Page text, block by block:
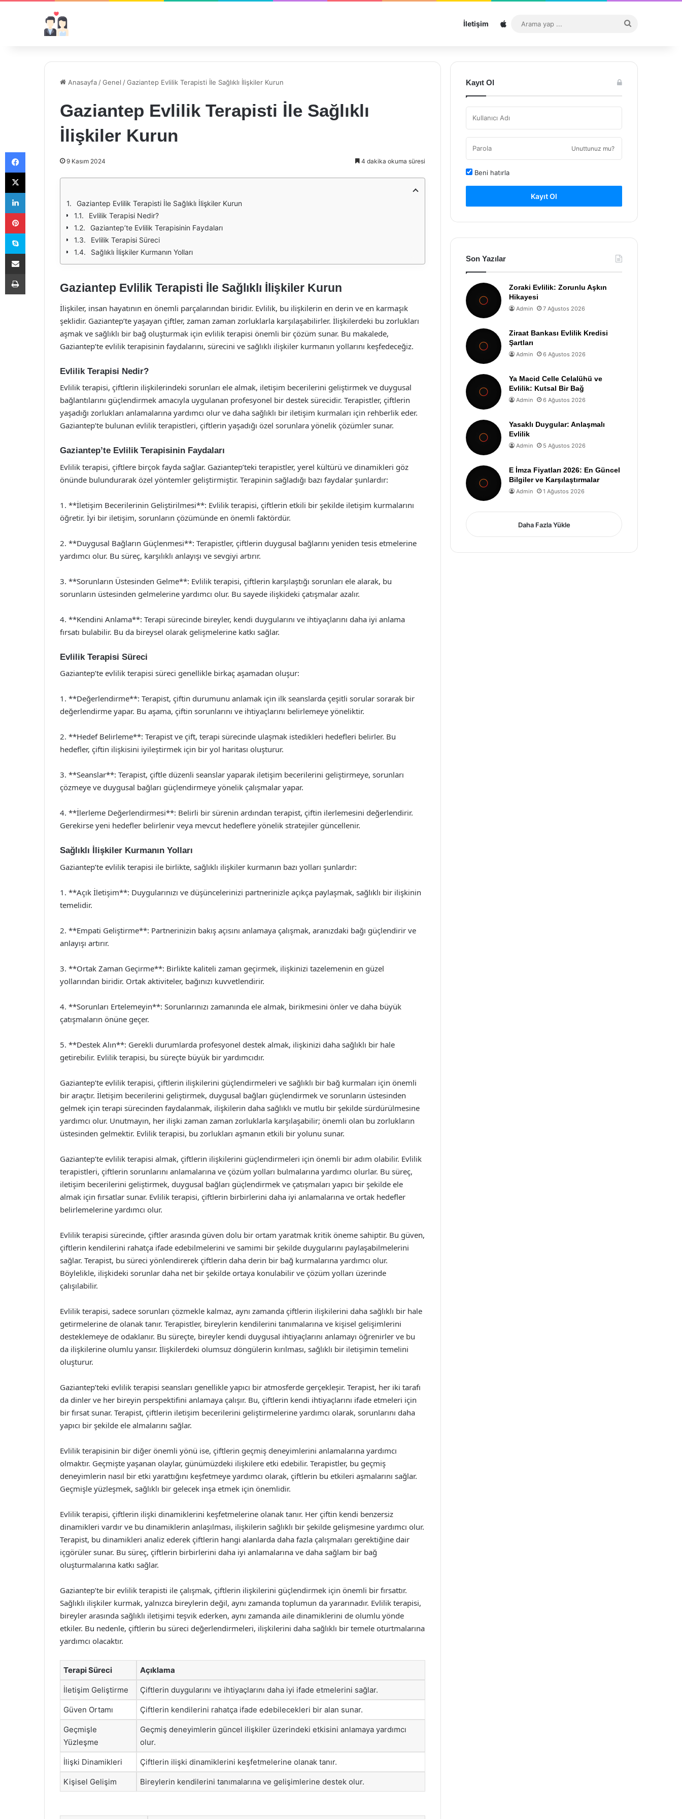
İletişim Sitemap
...
Anasayfa /Genel /Gaziantep Evlilik Terapisti İle Sağlıklı İlişkiler Kurun
Gaziantep Evlilik Terapisti İle Sağlıklı
İlişkiler Kurun
9 Kasım 2024 4 dakika okuma süresi
Gaziantep Evlilik Terapisti İle Sağlıklı İlişkiler Kurun
Evlilik Terapisi Nedir?
Gaziantep’te Evlilik Terapisinin Faydaları
Evlilik Terapisi Süreci
Sağlıklı İlişkiler Kurmanın Yolları
Gaziantep Evlilik Terapisti İle Sağlıklı İlişkiler Kurun
İlişkiler, insan hayatının en önemli parçalarından biridir. Evlilik, bu ilişkilerin en derin ve en karmaşık
şeklidir. Gaziantep’te yaşayan çiftler, zaman zaman zorluklarla karşılaşabilirler. İlişkilerdeki bu zorlukları
aşmak ve sağlıklı bir bağ oluşturmak için evlilik terapisi önemli bir çözüm sunar. Bu makalede,
Gaziantep’te evlilik terapisinin faydalarını, sürecini ve sağlıklı ilişkiler kurmanın yollarını keşfedeceğiz.
Evlilik Terapisi Nedir?
Evlilik terapisi, çiftlerin ilişkilerindeki sorunları ele almak, iletişim becerilerini geliştirmek ve duygusal
bağlantılarını güçlendirmek amacıyla uygulanan profesyonel bir destek sürecidir. Terapistler, çiftlerin
yaşadığı zorlukları anlamalarına yardımcı olur ve daha sağlıklı bir iletişim kurmaları için rehberlik eder.
Gaziantep’te bulunan evlilik terapistleri, çiftlerin yaşadığı özel sorunlara yönelik çözümler sunar.
Gaziantep’te Evlilik Terapisinin Faydaları
Evlilik terapisi, çiftlere birçok fayda sağlar. Gaziantep’teki terapistler, yerel kültürü ve dinamikleri göz
önünde bulundurarak özel yöntemler geliştirmiştir. Terapinin sağladığı bazı faydalar şunlardır:
1. **İletişim Becerilerinin Geliştirilmesi**: Evlilik terapisi, çiftlerin etkili bir şekilde iletişim kurmalarını
öğretir. İyi bir iletişim, sorunların çözümünde en önemli faktördür.
2. **Duygusal Bağların Güçlenmesi**: Terapistler, çiftlerin duygusal bağlarını yeniden tesis etmelerine
yardımcı olur. Bu süreç, karşılıklı anlayışı ve sevgiyi artırır.
3. **Sorunların Üstesinden Gelme**: Evlilik terapisi, çiftlerin karşılaştığı sorunları ele alarak, bu
sorunların üstesinden gelmelerine yardımcı olur. Bu sayede ilişkideki çatışmalar azalır.
4. **Kendini Anlama**: Terapi sürecinde bireyler, kendi duygularını ve ihtiyaçlarını daha iyi anlama
fırsatı bulabilir. Bu da bireysel olarak gelişmelerine katkı sağlar.
Evlilik Terapisi Süreci
Gaziantep’te evlilik terapisi süreci genellikle birkaç aşamadan oluşur:
1. **Değerlendirme**: Terapist, çiftin durumunu anlamak için ilk seanslarda çeşitli sorular sorarak bir
değerlendirme yapar. Bu aşama, çiftin sorunlarını ve ihtiyaçlarını belirlemeye yöneliktir.
2. **Hedef Belirleme**: Terapist ve çift, terapi sürecinde ulaşmak istedikleri hedefleri belirler. Bu
hedefler, çiftin ilişkisini iyileştirmek için bir yol haritası oluşturur.
3. **Seanslar**: Terapist, çiftle düzenli seanslar yaparak iletişim becerilerini geliştirmeye, sorunları
çözmeye ve duygusal bağları güçlendirmeye yönelik çalışmalar yapar.
4. **İlerleme Değerlendirmesi**: Belirli bir sürenin ardından terapist, çiftin ilerlemesini değerlendirir.
Gerekirse yeni hedefler belirlenir veya mevcut hedeflere yönelik stratejiler güncellenir.
Sağlıklı İlişkiler Kurmanın Yolları
Gaziantep’te evlilik terapisi ile birlikte, sağlıklı ilişkiler kurmanın bazı yolları şunlardır:
1. **Açık İletişim**: Duygularınızı ve düşüncelerinizi partnerinizle açıkça paylaşmak, sağlıklı bir ilişkinin
temelidir.
2. **Empati Geliştirme**: Partnerinizin bakış açısını anlamaya çalışmak, aranızdaki bağı güçlendirir ve
anlayışı artırır.
3. **Ortak Zaman Geçirme**: Birlikte kaliteli zaman geçirmek, ilişkinizi tazelemenin en güzel
yollarından biridir. Ortak aktiviteler, bağınızı kuvvetlendirir.
4. **Sorunları Ertelemeyin**: Sorunlarınızı zamanında ele almak, birikmesini önler ve daha büyük
çatışmaların önüne geçer.
5. **Destek Alın**: Gerekli durumlarda profesyonel destek almak, ilişkinizi daha sağlıklı bir hale
getirebilir. Evlilik terapisi, bu süreçte büyük bir yardımcıdır.
Gaziantep’te evlilik terapisi, çiftlerin ilişkilerini güçlendirmeleri ve sağlıklı bir bağ kurmaları için önemli
bir araçtır. İletişim becerilerini geliştirmek, duygusal bağları güçlendirmek ve sorunların üstesinden
gelmek için terapi sürecinden faydalanmak, ilişkilerin daha sağlıklı ve mutlu bir şekilde sürdürülmesine
yardımcı olur. Unutmayın, her ilişki zaman zaman zorluklarla karşılaşabilir; önemli olan bu zorlukların
üstesinden gelmektir. Evlilik terapisi, bu zorlukları aşmanın etkili bir yolunu sunar.
Gaziantep’te evlilik terapisi almak, çiftlerin ilişkilerini güçlendirmeleri için önemli bir adım olabilir. Evlilik
terapistleri, çiftlerin sorunlarını anlamalarına ve çözüm yolları bulmalarına yardımcı olurlar. Bu süreç,
iletişim becerilerini geliştirmek, duygusal bağları güçlendirmek ve çatışmaları yapıcı bir şekilde ele
almak için fırsatlar sunar. Evlilik terapisi, çiftlerin birbirlerini daha iyi anlamalarına ve ortak hedefler
belirlemelerine yardımcı olur.
Evlilik terapisi sürecinde, çiftler arasında güven dolu bir ortam yaratmak kritik öneme sahiptir. Bu güven,
çiftlerin kendilerini rahatça ifade edebilmelerini ve samimi bir şekilde duygularını paylaşabilmelerini
sağlar. Terapist, bu süreci yönlendirerek çiftlerin daha derin bir bağ kurmalarına yardımcı olur.
Böylelikle, ilişkideki sorunlar daha net bir şekilde ortaya konulabilir ve çözüm yolları üzerinde
çalışılabilir.
Evlilik terapisi, sadece sorunları çözmekle kalmaz, aynı zamanda çiftlerin ilişkilerini daha sağlıklı bir hale
getirmelerine de olanak tanır. Terapistler, bireylerin kendilerini tanımalarına ve kişisel gelişimlerini
desteklemeye de odaklanır. Bu süreçte, bireyler kendi duygusal ihtiyaçlarını anlamayı öğrenirler ve bu
da ilişkilerine olumlu yansır. İlişkilerdeki olumsuz döngülerin kırılması, sağlıklı bir iletişimin temelini
oluşturur.
Gaziantep’teki evlilik terapisi seansları genellikle yapıcı bir atmosferde gerçekleşir. Terapist, her iki tarafı
da dinler ve her bireyin perspektifini anlamaya çalışır. Bu, çiftlerin kendi ihtiyaçlarını ifade etmeleri için
bir fırsat sunar. Terapist, çiftlerin iletişim becerilerini geliştirmelerine yardımcı olarak, sorunlarını daha
yapıcı bir şekilde ele almalarını sağlar.
Evlilik terapisinin bir diğer önemli yönü ise, çiftlerin geçmiş deneyimlerini anlamalarına yardımcı
olmaktır. Geçmişte yaşanan olaylar, günümüzdeki ilişkilere etki edebilir. Terapistler, bu geçmiş
deneyimlerin nasıl bir etki yarattığını keşfetmeye yardımcı olarak, çiftlerin bu etkileri aşmalarını sağlar.
Geçmişle yüzleşmek, sağlıklı bir gelecek inşa etmek için önemlidir.
Evlilik terapisi, çiftlerin ilişki dinamiklerini keşfetmelerine olanak tanır. Her çiftin kendi benzersiz
dinamikleri vardır ve bu dinamiklerin anlaşılması, ilişkilerin sağlıklı bir şekilde gelişmesine yardımcı olur.
Terapist, bu dinamikleri analiz ederek çiftlerin hangi alanlarda daha fazla çalışmaları gerektiğine dair
içgörüler sunar. Bu süreç, çiftlerin birbirlerini daha iyi anlamalarına ve daha sağlam bir bağ
oluşturmalarına katkı sağlar.
Gaziantep’te bir evlilik terapisti ile çalışmak, çiftlerin ilişkilerini güçlendirmek için önemli bir fırsattır.
Sağlıklı ilişkiler kurmak, yalnızca bireylerin değil, aynı zamanda toplumun da yararınadır. Evlilik terapisi,
bireyler arasında sağlıklı iletişimi teşvik ederken, aynı zamanda aile dinamiklerini de olumlu yönde
etkiler. Bu nedenle, çiftlerin bu süreci değerlendirmeleri, ilişkilerini daha sağlıklı bir temele oturtmalarına
yardımcı olacaktır.
Terapi Süreci Açıklama
İletişim Geliştirme Çiftlerin duygularını ve ihtiyaçlarını daha iyi ifade etmelerini sağlar.
Güven Ortamı Çiftlerin kendilerini rahatça ifade edebilecekleri bir alan sunar.
Geçmişle
Yüzleşme
Geçmiş deneyimlerin güncel ilişkiler üzerindeki etkisini anlamaya yardımcı
olur.
İlişki Dinamikleri Çiftlerin ilişki dinamiklerini keşfetmelerine olanak tanır.
Kişisel Gelişim Bireylerin kendilerini tanımalarına ve gelişimlerine destek olur.
Kayıt Ol
Unuttunuz mu?
Beni hatırla
Kayıt Ol
Son Yazılar
Zoraki Evlilik: Zorunlu Aşkın
Hikayesi
Admin 7 Ağustos 2026
Ziraat Bankası Evlilik Kredisi
Şartları
Admin 6 Ağustos 2026
Ya Macid Celle Celalühü ve
Evlilik: Kutsal Bir Bağ
Admin 6 Ağustos 2026
Yasaklı Duygular: Anlaşmalı
Evlilik
Admin 5 Ağustos 2026
E İmza Fiyatları 2026: En Güncel
Bilgiler ve Karşılaştırmalar
Admin 1 Ağustos 2026
Daha Fazla Yükle
Facebook
X
LinkedIn
Pinterest
Skype
E-Posta ile paylaş